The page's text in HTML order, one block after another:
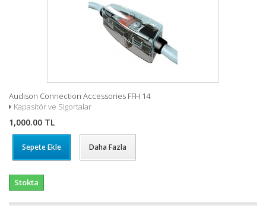
Audison Connection Accessories FFH 14
Kapasitör ve Sigortalar
1,000.00 TL
Sepete Ekle Daha Fazla
Stokta